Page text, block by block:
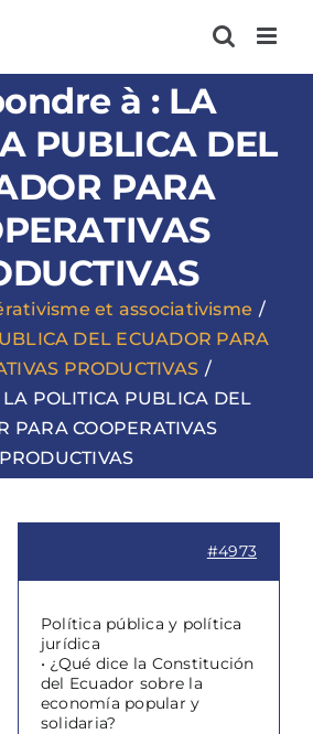
à : LA
PUBLICA DEL
PARA
et associativisme
DEL ECUADOR PARA
PRODUCTIVAS
POLITICA PUBLICA DEL
PARA COOPERATIVAS
PRODUCTIVAS
#4973
Política pública y política
jurídica
• ¿Qué dice la Constitución
del Ecuador sobre la
economía popular y
solidaria?